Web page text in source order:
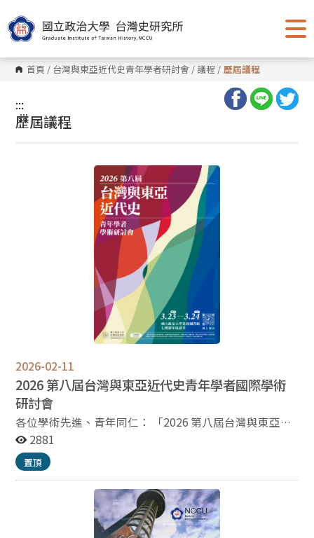
到
主
要
內
容
區 首頁 / 台灣與東亞近代史青年學者研討會 / 議程 / 歷屆議程
:::
:::
歷屆議程
2026-02-11
2026 第八屆台灣與東亞近代史青年學者國際學術
研討會
各位學術先進、青年同仁： 「2026 第八屆台灣與東亞近
代史青年學者國際學術研討會」籌備工作已進入最後階
段。本屆會議旨在促進台灣與東亞近代史研究的深度對
話，並提供青年學者展現研究成果的平台。 為利與會者安
排行程，籌備委員會現公告議程 報名網址：
https://docs.google.com/forms/d/1WiHVTOptg3PXu76
FOTKPvNHQYNRa6IoX8h-7VqybLNU/viewform?
edit_requested=true&pli=1
2881
置頂